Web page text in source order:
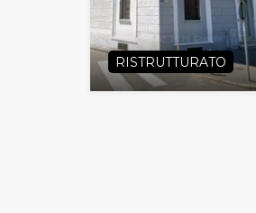
RISTRUTTURATO